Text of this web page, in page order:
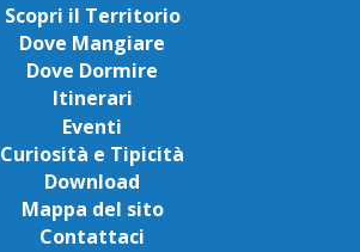
Scopri il Territorio
Dove Mangiare
Dove Dormire
Itinerari
Eventi
Curiosità e Tipicità
Download
Mappa del sito
Contattaci